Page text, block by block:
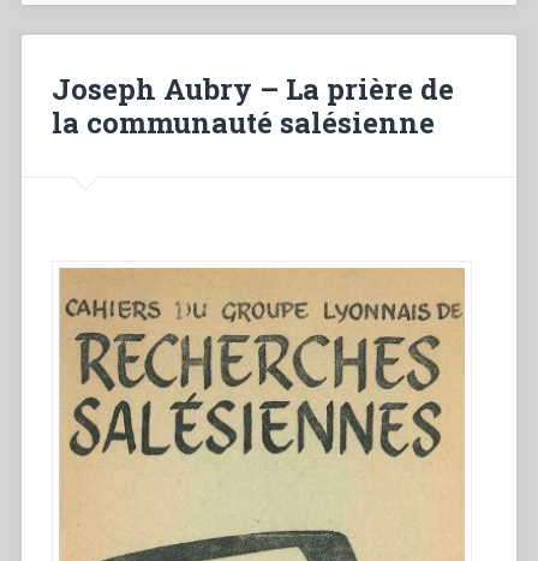
nella
prassi
Joseph Aubry – La prière de
la communauté salésienne